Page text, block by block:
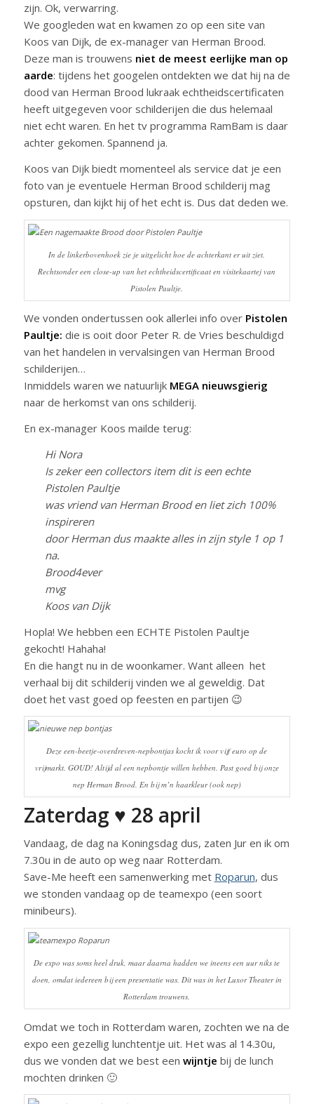
zijn. Ok, verwarring.
We googleden wat en kwamen zo op een site van
Koos van Dijk, de ex-manager van Herman Brood.
Deze man is trouwens niet de meest eerlijke man op
aarde: tijdens het googelen ontdekten we dat hij na de
dood van Herman Brood lukraak echtheidscertificaten
heeft uitgegeven voor schilderijen die dus helemaal
niet echt waren. En het tv programma RamBam is daar
achter gekomen. Spannend ja.
Koos van Dijk biedt momenteel als service dat je een
foto van je eventuele Herman Brood schilderij mag
opsturen, dan kijkt hij of het echt is. Dus dat deden we.
In de linkerbovenhoek zie je uitgelicht hoe de achterkant er uit ziet.
Rechtsonder een close-up van het echtheidscertificaat en visitekaartej van
Pistolen Paultje.
We vonden ondertussen ook allerlei info over Pistolen
Paultje: die is ooit door Peter R. de Vries beschuldigd
van het handelen in vervalsingen van Herman Brood
schilderijen…
Inmiddels waren we natuurlijk MEGA nieuwsgierig
naar de herkomst van ons schilderij.
En ex-manager Koos mailde terug:
Hi Nora
Is zeker een collectors item dit is een echte
Pistolen Paultje
was vriend van Herman Brood en liet zich 100%
inspireren
door Herman dus maakte alles in zijn style 1 op 1
na.
Brood4ever
mvg
Koos van Dijk
Hopla! We hebben een ECHTE Pistolen Paultje
gekocht! Hahaha!
En die hangt nu in de woonkamer. Want alleen het
verhaal bij dit schilderij vinden we al geweldig. Dat
doet het vast goed op feesten en partijen 😉
Deze een-beetje-overdreven-nepbontjas kocht ik voor vijf euro op de
vrijmarkt. GOUD! Altijd al een nepbontje willen hebben. Past goed bij onze
nep Herman Brood. En bij m’n haarkleur (ook nep)
Zaterdag ♥ 28 april
Vandaag, de dag na Koningsdag dus, zaten Jur en ik om
7.30u in de auto op weg naar Rotterdam.
Save-Me heeft een samenwerking met Roparun, dus
we stonden vandaag op de teamexpo (een soort
minibeurs).
De expo was soms heel druk, maar daarna hadden we ineens een uur niks te
doen, omdat iedereen bij een presentatie was. Dit was in het Luxor Theater in
Rotterdam trouwens.
Omdat we toch in Rotterdam waren, zochten we na de
expo een gezellig lunchtentje uit. Het was al 14.30u,
dus we vonden dat we best een wijntje bij de lunch
mochten drinken 🙂